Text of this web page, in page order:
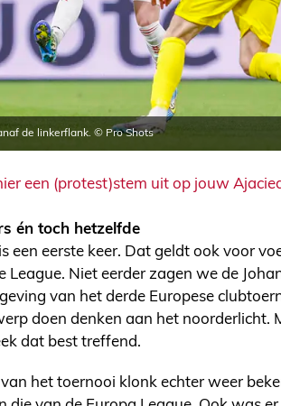
de linkerflank. © Pro Shots
een (protest)stem uit op jouw
én toch hetzelfde
een eerste keer. Dat geldt ook voor
League. Niet eerder zagen we de
van het derde Europese
doen denken aan het noorderlicht.
dat best treffend.
het toernooi klonk echter weer